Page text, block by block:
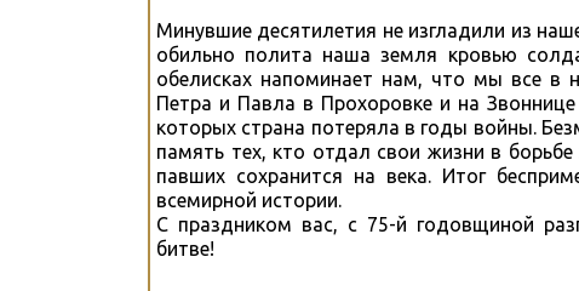
Минувшие десятилетия не изгладили из
обильно полита наша земля кровью
обелисках напоминает нам, что мы все в
Петра и Павла в Прохоровке и на
которых страна потеряла в годы войны.
память тех, кто отдал свои жизни в
павших сохранится на века. Итог
всемирной истории.
С праздником вас, с 75-й годовщиной
битве!